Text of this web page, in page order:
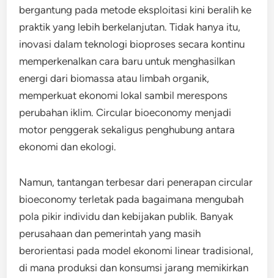
bergantung pada metode eksploitasi kini beralih ke
praktik yang lebih berkelanjutan. Tidak hanya itu,
inovasi dalam teknologi bioproses secara kontinu
memperkenalkan cara baru untuk menghasilkan
energi dari biomassa atau limbah organik,
memperkuat ekonomi lokal sambil merespons
perubahan iklim. Circular bioeconomy menjadi
motor penggerak sekaligus penghubung antara
ekonomi dan ekologi.
Namun, tantangan terbesar dari penerapan circular
bioeconomy terletak pada bagaimana mengubah
pola pikir individu dan kebijakan publik. Banyak
perusahaan dan pemerintah yang masih
berorientasi pada model ekonomi linear tradisional,
di mana produksi dan konsumsi jarang memikirkan